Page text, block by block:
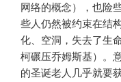
网络的概念），也险
些人仍然被约束在结
化、空洞，失去了生
柯碾压乔姆斯基）。
的圣诞老人几乎就要